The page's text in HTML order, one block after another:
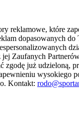
reklamowe, które
dopasowanych do
Zaufanych
zgodę już
wysokiego
Kontakt: